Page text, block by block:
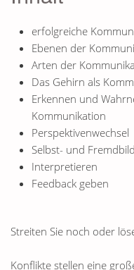
erfolgreiche
Ebenen der
Arten der
Das Gehirn als
Erkennen und
Kommunikation
Perspektivenwechsel
Selbst- und Fremdbild
Interpretieren
Feedback geben
Streiten Sie noch oder
Konflikte stellen eine